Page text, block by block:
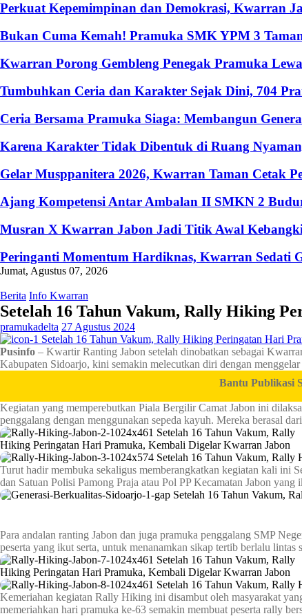
Perkuat Kepemimpinan dan Demokrasi, Kwarran
Bukan Cuma Kemah! Pramuka SMK YPM 3
Kwarran Porong Gembleng Penegak Pramuka
Tumbuhkan Ceria dan Karakter Sejak Dini, 704
Ceria Bersama Pramuka Siaga: Membangun
Karena Karakter Tidak Dibentuk di Ruang
Gelar Musppanitera 2026, Kwarran Taman Cetak
Ajang Kompetensi Antar Ambalan II SMKN 2
Musran X Kwarran Jabon Jadi Titik Awal
Peringanti Momentum Hardiknas, Kwarran Sedati
Jumat, Agustus 07, 2026
Berita Info Kwarran
Setelah 16 Tahun Vakum, Rally Hiking
pramukadelta 27 Agustus 2024
Pusinfo – Kwartir Ranting Jabon setelah dinobatkan sebagai
Kabupaten Sidoarjo, kini semakin melecutkan diri dengan
Bantu Publikasi Setiap
Kegiatan yang memperebutkan Piala Bergilir Camat Jabon ini
penggalang dengan menggunakan sepeda kayuh. Mereka berasal
Turut hadir membuka sekaligus memberangkatkan kegiatan kali ini
dan Satuan Polisi Pamong Praja atau Pol PP Kecamatan Jabon
Para andalan ranting Jabon dan juga pramuka penggalang SMP
peserta yang ikut serta, untuk menanamkan sikap tertib berlalu
Kemeriahan kegiatan Rally Hiking ini disambut oleh masyarakat
memeriahkan hari pramuka ke-63 semakin membuat peserta rally